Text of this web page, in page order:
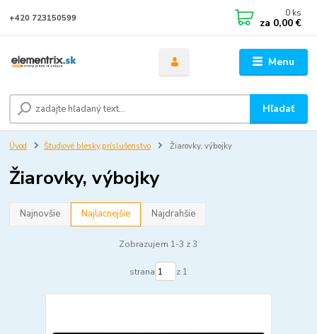
Menu
Hľadať
+420 723150599 0 ks
za 0,00 €
Úvod Študiové blesky,príslušenstvo Žiarovky, výbojky
Žiarovky, výbojky
Najnovšie Najlacnejšie Najdrahšie
Zobrazujem 1-3 z 3
strana z 1